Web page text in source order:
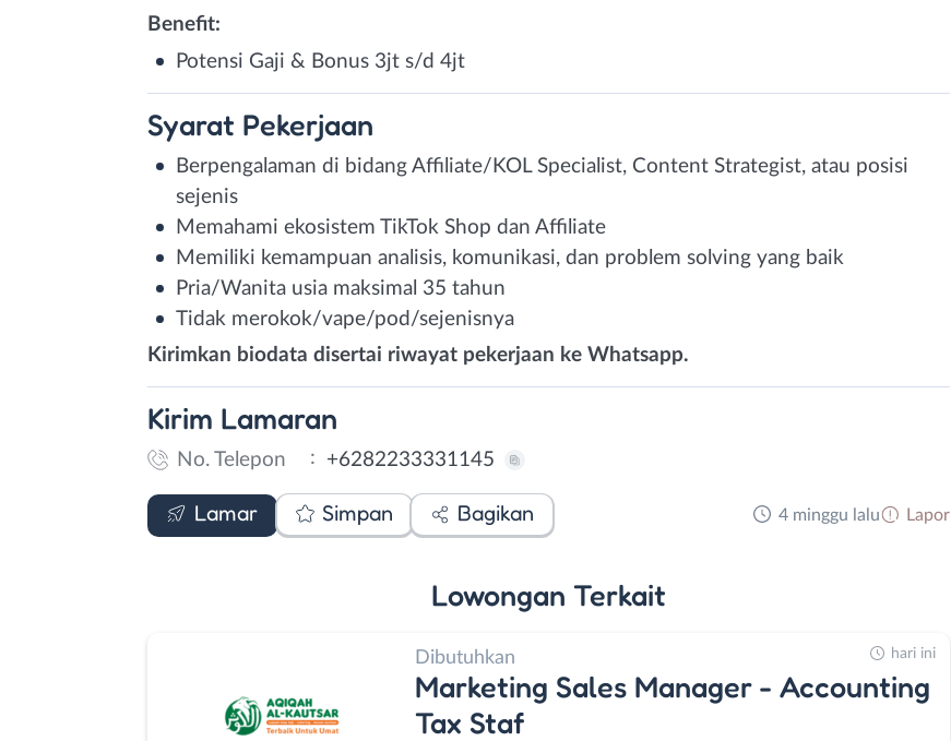
Benefit:
Potensi Gaji & Bonus 3jt s/d 4jt
Syarat Pekerjaan
Berpengalaman di bidang Affiliate/KOL Specialist, Content Strategist, atau posisi
sejenis
Memahami ekosistem TikTok Shop dan Affiliate
Memiliki kemampuan analisis, komunikasi, dan problem solving yang baik
Pria/Wanita usia maksimal 35 tahun
Tidak merokok/vape/pod/sejenisnya
Kirimkan biodata disertai riwayat pekerjaan ke Whatsapp.
Kirim Lamaran
No. Telepon : +6282233331145
Lamar
WhatsApp
Simpan Bagikan 4 minggu lalu Lapor
Lowongan Terkait
Dibutuhkan
Marketing Sales Manager - Accounting
Tax Staf
hari ini